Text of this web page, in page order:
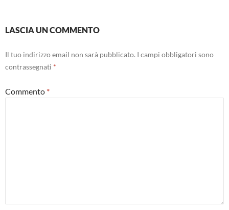
LASCIA UN COMMENTO
Il tuo indirizzo email non sarà pubblicato. I campi obbligatori sono
contrassegnati *
Commento *